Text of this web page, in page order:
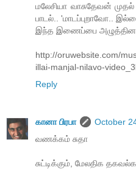
மலேசியா வாசுதேவன் முதல்
பாடல்.. 'மாடப்புறாவோ..
இந்த இணைப்பை
http://oruwebsite.com/
illai-manjal-nilavo-
Reply
கானா பிரபா
October
வணக்கம் சுதா
சுட்டிக்கும், மேலதிக